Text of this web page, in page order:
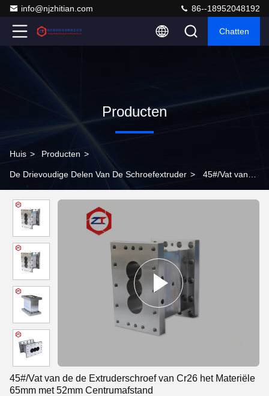
info@njzhitian.com 86--18952048192
Chatten
Producten
Huis > Producten >
De Drievoudige Delen Van De Schroefextruder > 45#/Vat van
Centrumafstand
45#/Vat van de de Extruderschroef van Cr26 het Materiële
65mm met 52mm Centrumafstand